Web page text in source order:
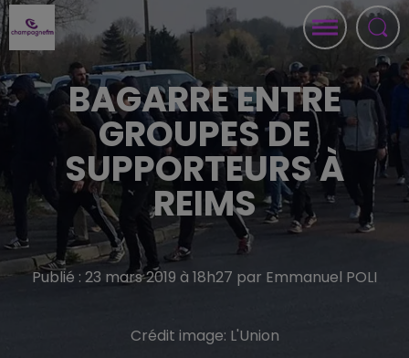
BAGARRE ENTRE
GROUPES DE
SUPPORTEURS À
REIMS
Publié : 23 mars 2019 à 18h27 par Emmanuel POLI
Crédit image: L'Union